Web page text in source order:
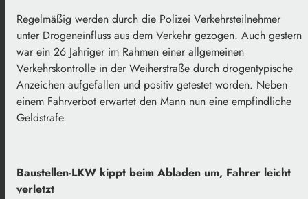
Regelmäßig werden durch die Polizei Verkehrsteilnehmer
unter Drogeneinfluss aus dem Verkehr gezogen. Auch gestern
war ein 26 Jähriger im Rahmen einer allgemeinen
Verkehrskontrolle in der Weiherstraße durch drogentypische
Anzeichen aufgefallen und positiv getestet worden. Neben
einem Fahrverbot erwartet den Mann nun eine empfindliche
Geldstrafe.
Baustellen-LKW kippt beim Abladen um, Fahrer leicht
verletzt